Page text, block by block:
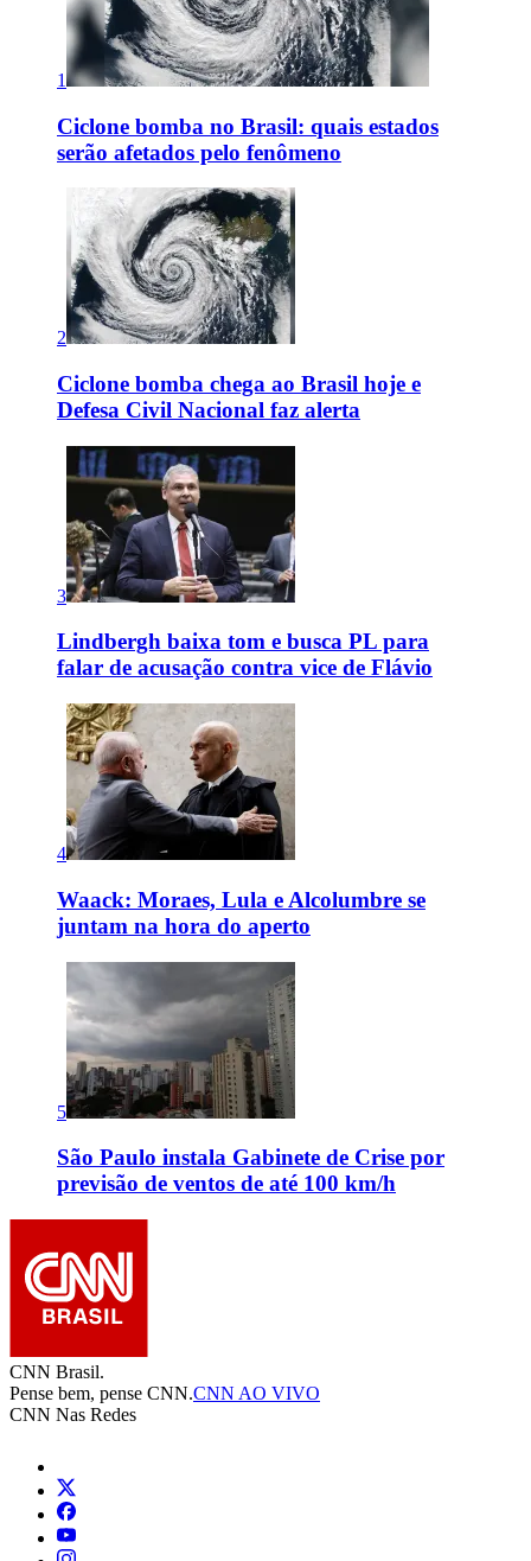
1
Ciclone bomba no Brasil: quais estados
serão afetados pelo fenômeno
2
Ciclone bomba chega ao Brasil hoje e
Defesa Civil Nacional faz alerta
3
Lindbergh baixa tom e busca PL para
falar de acusação contra vice de Flávio
4
Waack: Moraes, Lula e Alcolumbre se
juntam na hora do aperto
5
São Paulo instala Gabinete de Crise por
previsão de ventos de até 100 km/h
CNN Brasil.
Pense bem, pense CNN.CNN AO VIVO
CNN Nas Redes